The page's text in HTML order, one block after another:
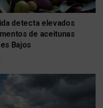
detecta elevados
de aceitunas
Bajos